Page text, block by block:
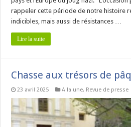
rappeler cette période de notre histoire
indicibles, mais aussi de résistances …
Lire la suite
Chasse aux trésors de
23 avril 2025 A la une, Revue de presse